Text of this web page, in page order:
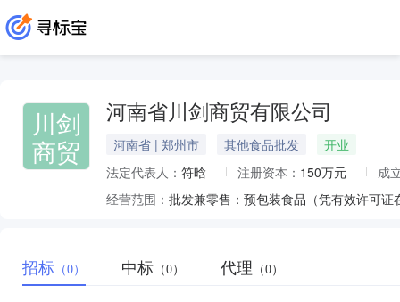
川剑
商贸
河南省川剑商贸有限公司
河南省 | 郑州市 其他食品批发
开业
法定代表人： 符晗 注册资本： 150万元
成
经营范围： 批发兼零售：预包装食品（凭有效许可证
招标 （0） 中标 （0） 代理 （0）